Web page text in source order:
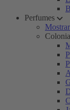
Perfumes